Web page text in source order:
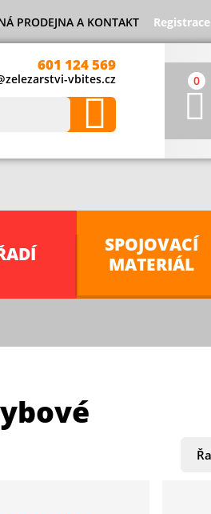
PRODEJNA A KONTAKT Registrace
601 124 569
vbites.cz 0
SPOJOVACÍ
MATERIÁL